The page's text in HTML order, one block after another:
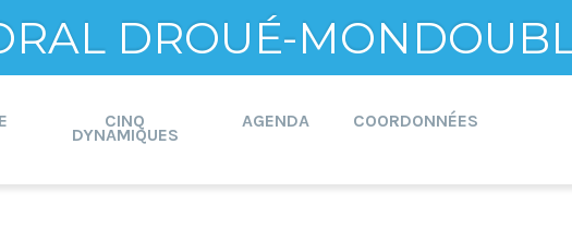
DROUÉ-
CINQ
DYNAMIQUES
AGENDA COORDONNÉES